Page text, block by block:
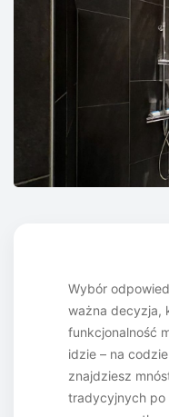
Wybór
ważna decyzja,
funkcjonalność
idzie – na
znajdziesz
tradycyjnych po